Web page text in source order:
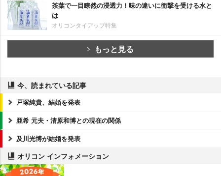
茶葉で一目瞭然の浸透力！味の違いに衝撃を受ける水と
は
オリコンタイアップ特集
もっと見る
今、読まれている記事
戸塚純貴、結婚を発表
亜希 元夫・清原和博との現在の関係
及川光博が結婚を発表
オリコン インフォメーション